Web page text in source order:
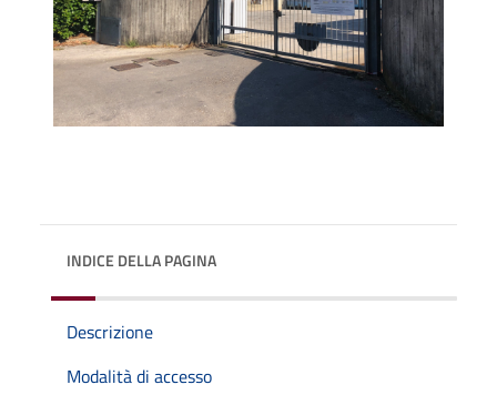
INDICE DELLA PAGINA
Descrizione
Modalità di accesso